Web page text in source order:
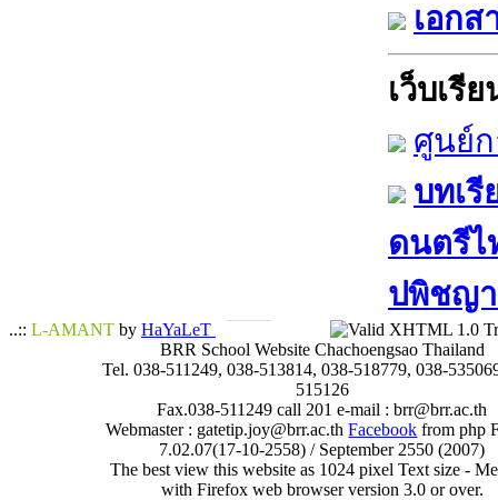
เอก
เว็บเรีย
ศูนย์ก
บทเรี
ดนตรีไ
ปพิชญา​
..:: L-AMANT by HaYaLeT
BRR School Website Chachoengsao Thailand
Tel. 038-511249, 038-513814, 038-518779, 038-
515126
Fax.038-511249 call 201 e-mail : brr@brr.ac.th
Webmaster : gatetip.joy@brr.ac.thFacebook from php
7.02.07(17-10-2558) / September 2550 (2007)
The best view this website as 1024 pixel Text size -
with Firefox web browser version 3.0 or over.